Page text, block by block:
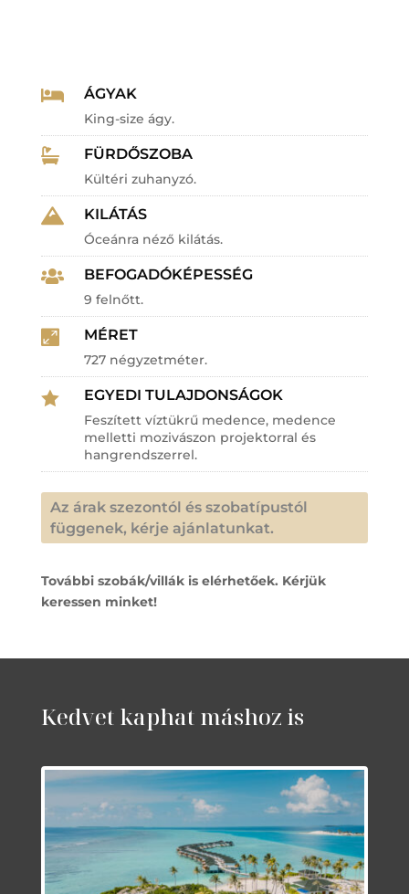
 ÁGYAK
King-size ágy.
 FÜRDŐSZOBA
Kültéri zuhanyzó.
 KILÁTÁS
Óceánra néző kilátás.
 BEFOGADÓKÉPESSÉG
9 felnőtt.
 MÉRET
727 négyzetméter.
 EGYEDI TULAJDONSÁGOK
Feszített víztükrű medence, medence
melletti mozivászon projektorral és
hangrendszerrel.
Az árak szezontól és szobatípustól
függenek, kérje ajánlatunkat.
További szobák/villák is elérhetőek. Kérjük
keressen minket!
Kedvet kaphat máshoz is